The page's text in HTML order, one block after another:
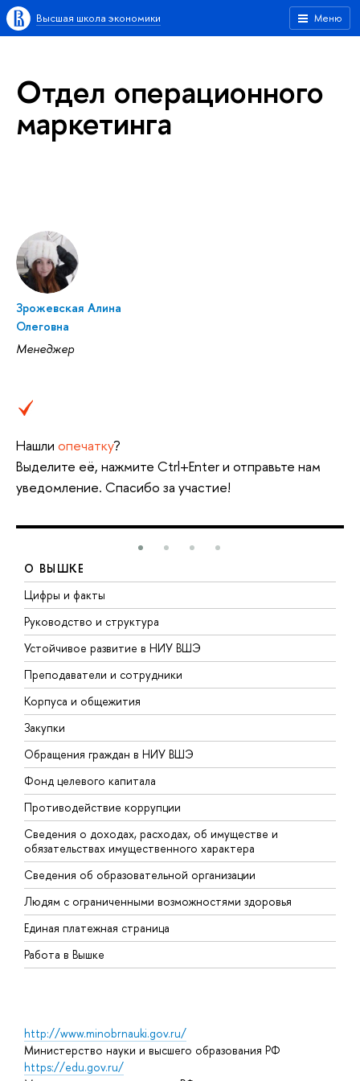
Меню
Высшая школа экономики
Отдел операционного
маркетинга
Зрожевская Алина
Олеговна
Менеджер
Нашли опечатку?
Выделите её, нажмите Ctrl+Enter и отправьте нам
уведомление. Спасибо за участие!
О ВЫШКЕ
Цифры и факты
Руководство и структура
Устойчивое развитие в НИУ ВШЭ
Преподаватели и сотрудники
Корпуса и общежития
Закупки
Обращения граждан в НИУ ВШЭ
Фонд целевого капитала
Противодействие коррупции
Сведения о доходах, расходах, об имуществе и
обязательствах имущественного характера
Сведения об образовательной организации
Людям с ограниченными возможностями здоровья
Единая платежная страница
Работа в Вышке
http://www.minobrnauki.gov.ru/
Министерство науки и высшего образования РФ
https://edu.gov.ru/